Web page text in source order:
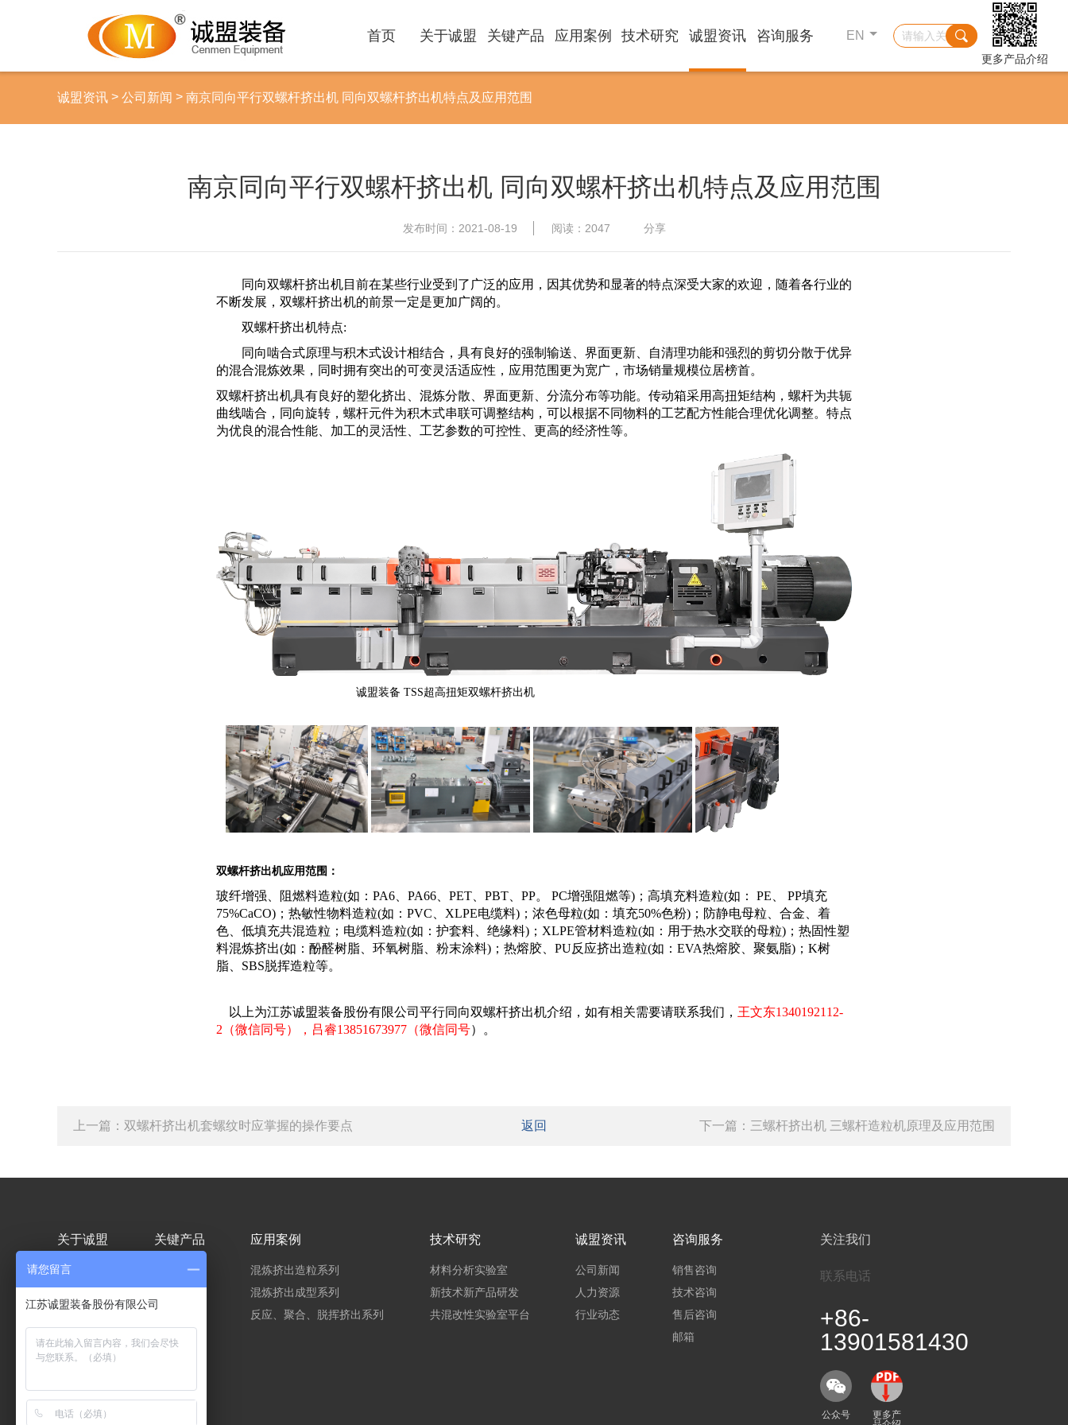
首页 关于诚盟 关键产品 应用案例 技术研究 诚盟资讯 咨询服务 EN
更多产品介绍
诚盟资讯 > 公司新闻 > 南京同向平行双螺杆挤出机 同向双螺杆挤出机特点及应用范围
南京同向平行双螺杆挤出机 同向双螺杆挤出机特点及应用范围
发布时间：2021-08-19 阅读：2047 分享
同向双螺杆挤出机目前在某些行业受到了广泛的应用，因其优势和显著的特点深受大家的欢迎，随着各行业的
不断发展，双螺杆挤出机的前景一定是更加广阔的。
双螺杆挤出机特点:
同向啮合式原理与积木式设计相结合，具有良好的强制输送、界面更新、自清理功能和强烈的剪切分散于优异
的混合混炼效果，同时拥有突出的可变灵活适应性，应用范围更为宽广，市场销量规模位居榜首。
双螺杆挤出机具有良好的塑化挤出、混炼分散、界面更新、分流分布等功能。传动箱采用高扭矩结构，螺杆为共轭
曲线啮合，同向旋转，螺杆元件为积木式串联可调整结构，可以根据不同物料的工艺配方性能合理优化调整。特点
为优良的混合性能、加工的灵活性、工艺参数的可控性、更高的经济性等。
诚盟装备 TSS超高扭矩双螺杆挤出机
双螺杆挤出机应用范围：
玻纤增强、阻燃料造粒(如：PA6、PA66、PET、PBT、PP。 PC增强阻燃等) ； 高填充料造粒(如： PE、 PP填充
75%CaCO) ； 热敏性物料造粒(如：PVC、XLPE电缆料) ； 浓色母粒(如：填充50%色粉) ； 防静电母粒、合金、着
色、低填充共混造粒 ； 电缆料造粒(如：护套料、绝缘料) ； XLPE管材料造粒(如：用于热水交联的母粒) ； 热固性塑
料混炼挤出(如：酚醛树脂、环氧树脂、粉末涂料) ； 热熔胶、 PU反应挤出造粒(如：EVA热熔胶、聚氨脂) ； K树
脂、SBS脱挥造粒等。
以上为江苏诚盟装备股份有限公司 平行同向双螺杆挤出机介绍 ，如有相关需要请联系我们， 王文东1340192112-
2（微信同号），吕睿13851673977（微信同号）。
上一篇： 双螺杆挤出机套螺纹时应掌握的操作要点 返回 下一篇： 三螺杆挤出机 三螺杆造粒机原理及应用范围
关于诚盟
公司简介
品质管控
装配平台
关键产品
主机系列
应用案例
混炼挤出造粒系列
混炼挤出成型系列
反应、聚合、脱挥挤出系列
技术研究
材料分析实验室
新技术新产品研发
共混改性实验室平台
诚盟资讯
公司新闻
人力资源
行业动态
咨询服务
销售咨询
技术咨询
售后咨询
邮箱
关注我们
联系电话
+86-
13901581430
公众号
更多产
请您留言
江苏诚盟装备股份有限公司